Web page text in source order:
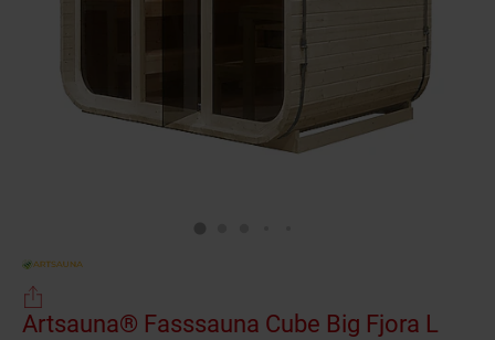
Artsauna® Fasssauna Cube Big Fjora L